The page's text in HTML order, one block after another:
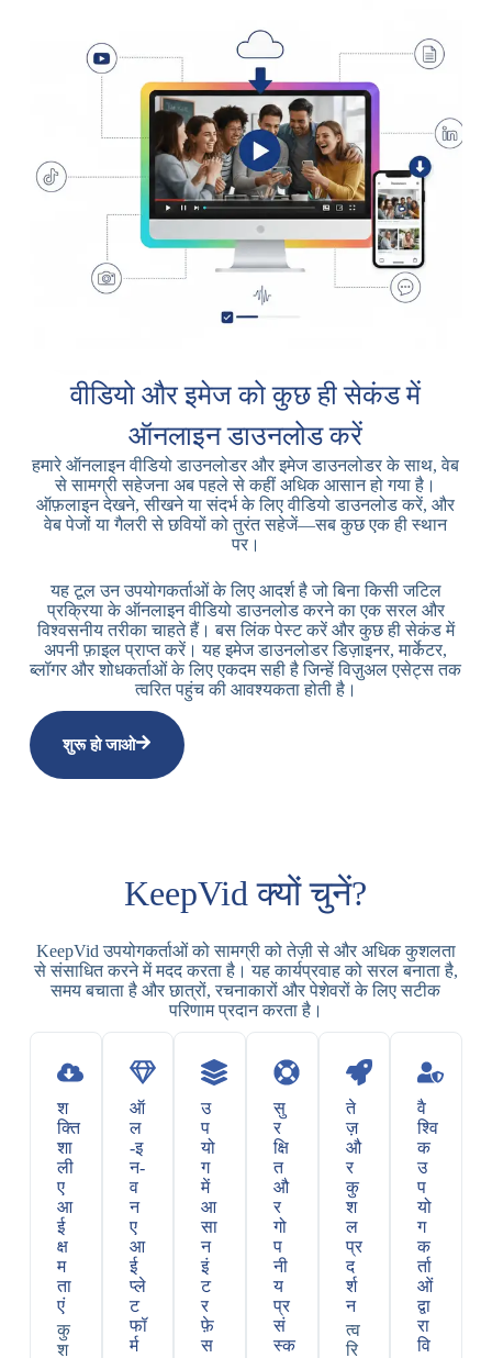
वीडियो और इमेज को कुछ ही सेकंड में
ऑनलाइन डाउनलोड करें
हमारे ऑनलाइन वीडियो डाउनलोडर और इमेज डाउनलोडर के साथ, वेब
से सामग्री सहेजना अब पहले से कहीं अधिक आसान हो गया है।
ऑफ़लाइन देखने, सीखने या संदर्भ के लिए वीडियो डाउनलोड करें, और
वेब पेजों या गैलरी से छवियों को तुरंत सहेजें—सब कुछ एक ही स्थान
पर।
यह टूल उन उपयोगकर्ताओं के लिए आदर्श है जो बिना किसी जटिल
प्रक्रिया के ऑनलाइन वीडियो डाउनलोड करने का एक सरल और
विश्वसनीय तरीका चाहते हैं। बस लिंक पेस्ट करें और कुछ ही सेकंड में
अपनी फ़ाइल प्राप्त करें। यह इमेज डाउनलोडर डिज़ाइनर, मार्केटर,
ब्लॉगर और शोधकर्ताओं के लिए एकदम सही है जिन्हें विज़ुअल एसेट्स तक
त्वरित पहुंच की आवश्यकता होती है।
शुरू हो जाओ
KeepVid क्यों चुनें?
KeepVid उपयोगकर्ताओं को सामग्री को तेज़ी से और अधिक कुशलता
से संसाधित करने में मदद करता है। यह कार्यप्रवाह को सरल बनाता है,
समय बचाता है और छात्रों, रचनाकारों और पेशेवरों के लिए सटीक
परिणाम प्रदान करता है।
श
क्ति
शा
ली
ए
आ
ई
क्ष
म
ता
एं
कु
श
ऑ
ल
-इ
न-
व
न
ए
आ
ई
प्ले
ट
फॉ
र्म
उ
प
यो
ग
में
आ
सा
न
इं
ट
र
फ़े
स
सु
र
क्षि
त
औ
र
गो
प
नी
य
प्र
सं
स्क
ते
ज़
औ
र
कु
श
ल
प्र
द
र्श
न
त्व
रि
वै
श्वि
क
उ
प
यो
ग
क
र्ता
ओं
द्वा
रा
वि